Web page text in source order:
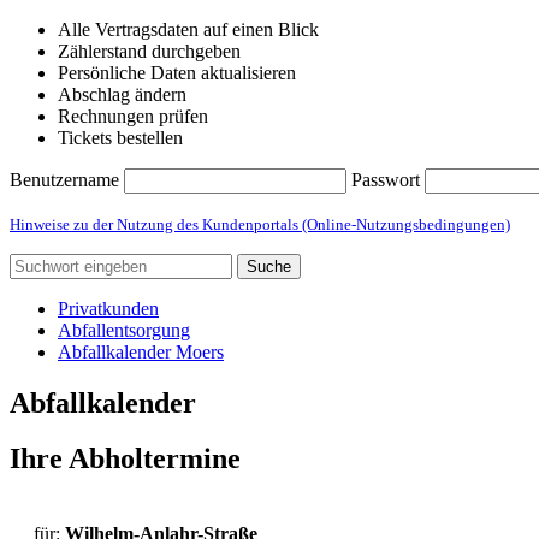
Alle Vertragsdaten auf einen Blick
Zählerstand durchgeben
Persönliche Daten aktualisieren
Abschlag ändern
Rechnungen prüfen
Tickets bestellen
Benutzername Passwort
Hinweise zu der Nutzung des Kundenportals (Online-Nutzungsbedingungen)
Suche
Privatkunden
Abfallentsorgung
Abfallkalender Moers
Abfallkalender
Ihre Abholtermine
für: Wilhelm-Anlahr-Straße